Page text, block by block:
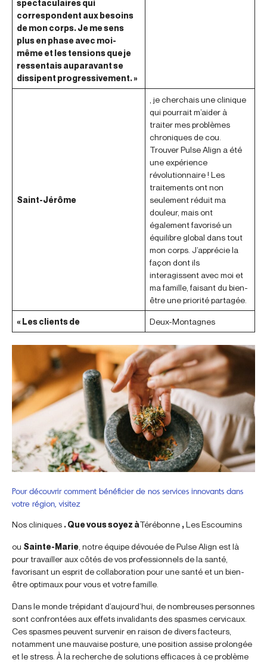
spectaculaires qui
correspondent aux besoins
de mon corps. Je me sens
plus en phase avec moi-
même et les tensions que je
ressentais auparavant se
dissipent progressivement. »
Saint-Jérôme
, je cherchais une clinique
qui pourrait m’aider à
traiter mes problèmes
chroniques de cou.
Trouver Pulse Align a été
une expérience
révolutionnaire ! Les
traitements ont non
seulement réduit ma
douleur, mais ont
également favorisé un
équilibre global dans tout
mon corps. J’apprécie la
façon dont ils
interagissent avec moi et
ma famille, faisant du bien-
être une priorité partagée.
« Les clients de Deux-Montagnes
Pour découvrir comment bénéficier de nos services innovants dans
votre région, visitez
Nos cliniques . Que vous soyez àTérébonne ,Les Escoumins
ou Sainte-Marie , notre équipe dévouée de Pulse Align est là
pour travailler aux côtés de vos professionnels de la santé,
favorisant un esprit de collaboration pour une santé et un bien-
être optimaux pour vous et votre famille.
Dans le monde trépidant d’aujourd’hui, de nombreuses personnes
sont confrontées aux effets invalidants des spasmes cervicaux.
Ces spasmes peuvent survenir en raison de divers facteurs,
notamment une mauvaise posture, une position assise prolongée
et le stress. À la recherche de solutions efficaces à ce problème